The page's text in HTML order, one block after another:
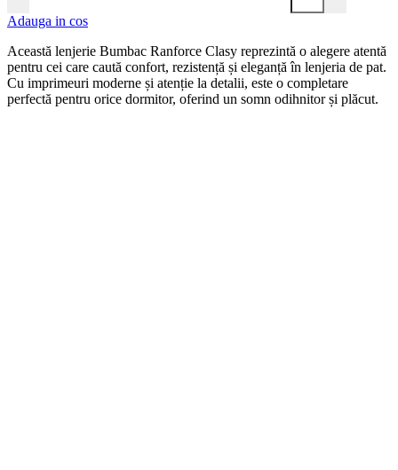
Adauga in cos
Această lenjerie Bumbac Ranforce Clasy reprezintă o alegere atentă
pentru cei care caută confort, rezistență și eleganță în lenjeria de pat.
Cu imprimeuri moderne și atenție la detalii, este o completare
perfectă pentru orice dormitor, oferind un somn odihnitor și plăcut.